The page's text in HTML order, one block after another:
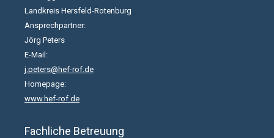
Landkreis Hersfeld-Rotenburg
Ansprechpartner:
Jörg Peters
E-Mail:
j.peters@hef-rof.de
Homepage:
www.hef-rof.de
Fachliche Betreuung